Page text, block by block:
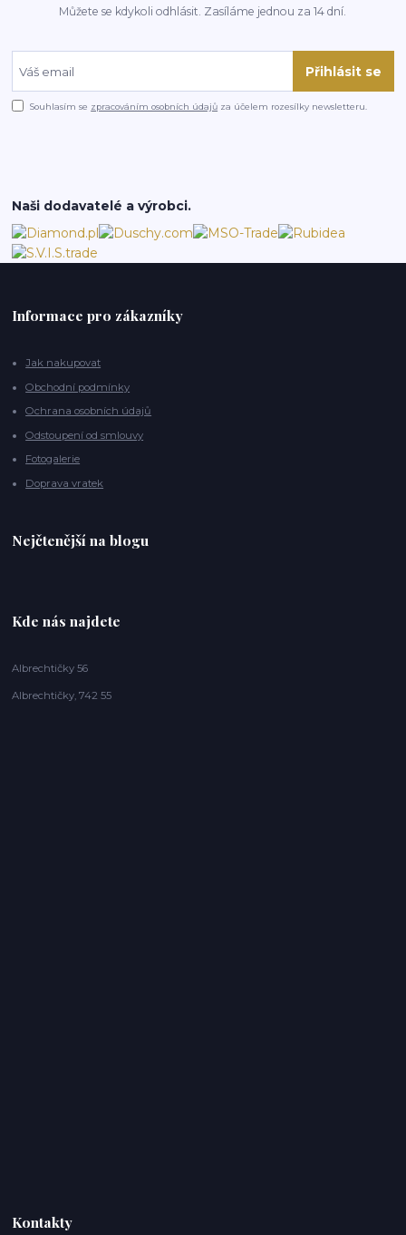
Můžete se kdykoli odhlásit. Zasíláme jednou za 14 dní.
Přihlásit se
Souhlasím se zpracováním osobních údajů za účelem rozesílky newsletteru.
Naši dodavatelé a výrobci.
Informace pro zákazníky
Jak nakupovat
Obchodní podmínky
Ochrana osobních údajů
Odstoupení od smlouvy
Fotogalerie
Doprava vratek
Nejčtenější na blogu
Kde nás najdete
Albrechtičky 56
Albrechtičky, 742 55
Kontakty